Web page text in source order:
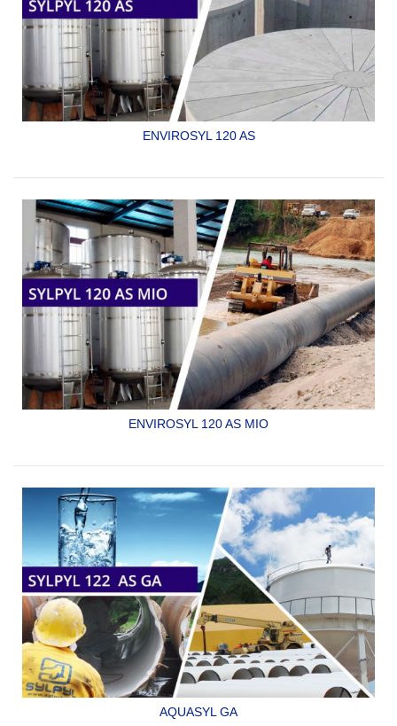
ENVIROSYL 120 AS
DE ACERO, LOSACERO, INTERIORES Y EXTERIORES DE
TUBERÍAS, TANQUES DE...
SYLPYL 120 AS
ENVIROSYL 120 AS MIO
LOSACERO, INTERIORES Y EXTERIORES DE TUBERÍAS,
TANQUES DE ACERO, DE CONCRETO E
INSTALACIONES...
SYLPYL 120 AS MIO
AQUASYL GA